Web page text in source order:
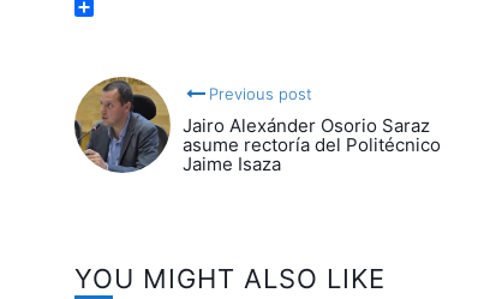
Email
Previous post
Jairo Alexánder Osorio Saraz
asume rectoría del Politécnico
Jaime Isaza
YOU MIGHT ALSO LIKE